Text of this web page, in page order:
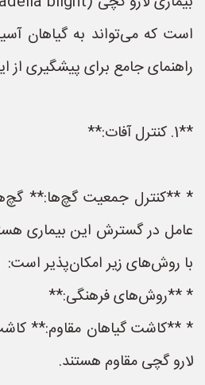
است که می‌تواند به گیاهان
راهنمای جامع برای پیشگیری از
**1. کنترل آفات:**
عامل در گسترش این بیماری
با روش‌های زیر امکان‌پذیر است:
* **روش‌های فرهنگی:**
* **کاشت گیاهان مقاوم:**
لارو گچی مقاوم هستند.